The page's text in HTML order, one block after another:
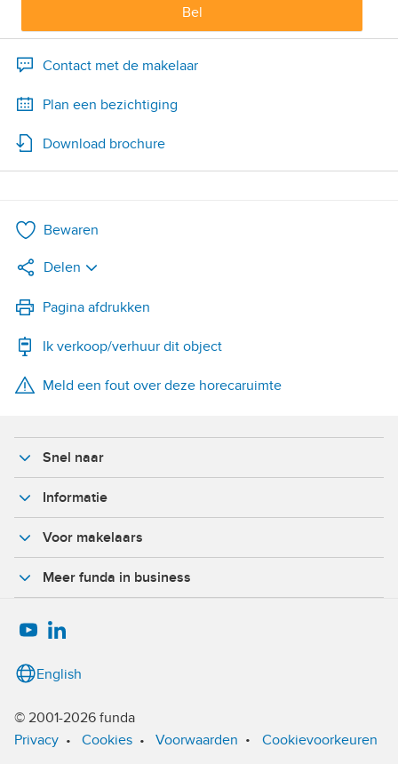
Bel
Contact met de makelaar
Plan een bezichtiging
Download brochure
Bewaren
Delen
LinkedIn
WhatsApp
X
Pagina afdrukken
Ik verkoop/verhuur dit object
Meld een fout over deze horecaruimte
Snel naar
Informatie
Voor makelaars
Meer funda in business
© 2001-2026 funda
Privacy • Cookies • Voorwaarden • Cookievoorkeuren
English